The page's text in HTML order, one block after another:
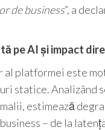
de business”, a
pe AI și impact
al platformei este
statice.
estimează
– de la